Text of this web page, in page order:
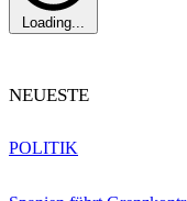
Loading...
NEUESTE
POLITIK